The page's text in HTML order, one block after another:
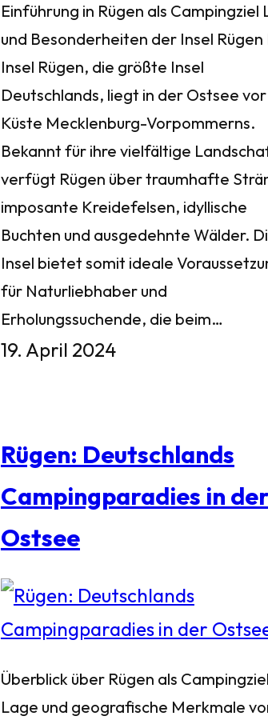
Einführung in Rügen als Campingziel
und Besonderheiten der Insel Rügen
Insel Rügen, die größte Insel
Deutschlands, liegt in der Ostsee
Küste Mecklenburg-Vorpommerns.
Bekannt für ihre vielfältige
verfügt Rügen über traumhafte
imposante Kreidefelsen, idyllische
Buchten und ausgedehnte Wälder.
Insel bietet somit ideale
für Naturliebhaber und
Erholungssuchende, die beim…
19. April 2024
Rügen: Deutschlands
Campingparadies in
Ostsee
Überblick über Rügen als Campingziel
Lage und geografische Merkmale